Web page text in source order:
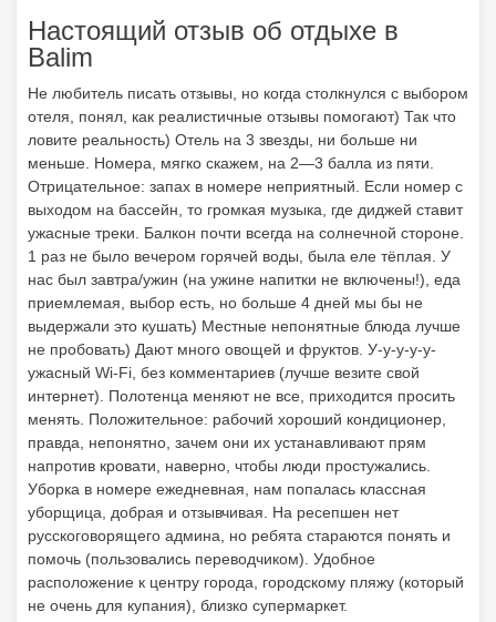
Настоящий отзыв об отдыхе в
Balim
Не любитель писать отзывы, но когда столкнулся с выбором
отеля, понял, как реалистичные отзывы помогают) Так что
ловите реальность) Отель на 3 звезды, ни больше ни
меньше. Номера, мягко скажем, на 2—3 балла из пяти.
Отрицательное: запах в номере неприятный. Если номер с
выходом на бассейн, то громкая музыка, где диджей ставит
ужасные треки. Балкон почти всегда на солнечной стороне.
1 раз не было вечером горячей воды, была еле тёплая. У
нас был завтра/ужин (на ужине напитки не включены!), еда
приемлемая, выбор есть, но больше 4 дней мы бы не
выдержали это кушать) Местные непонятные блюда лучше
не пробовать) Дают много овощей и фруктов. У-у-у-у-у-
ужасный Wi-Fi, без комментариев (лучше везите свой
интернет). Полотенца меняют не все, приходится просить
менять. Положительное: рабочий хороший кондиционер,
правда, непонятно, зачем они их устанавливают прям
напротив кровати, наверно, чтобы люди простужались.
Уборка в номере ежедневная, нам попалась классная
уборщица, добрая и отзывчивая. На ресепшен нет
русскоговорящего админа, но ребята стараются понять и
помочь (пользовались переводчиком). Удобное
расположение к центру города, городскому пляжу (который
не очень для купания), близко супермаркет.